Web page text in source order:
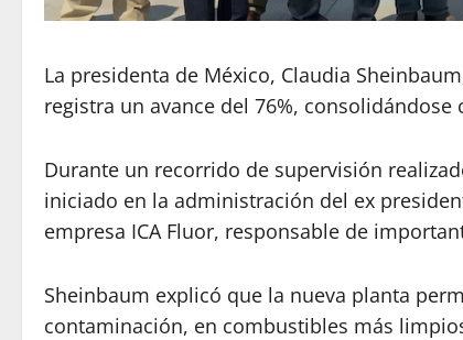
La presidenta de México, Claudia
registra un avance del 76%,
Durante un recorrido de supervisión
iniciado en la administración del ex
empresa ICA Fluor, responsable de
Sheinbaum explicó que la nueva planta
contaminación, en combustibles más